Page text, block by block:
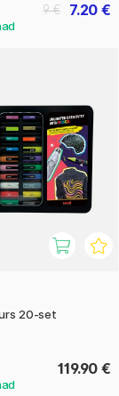
7.20 €
9 €
20-set
119.90 €